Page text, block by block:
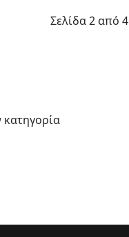
Σελίδα 2 από 4
κατηγορία